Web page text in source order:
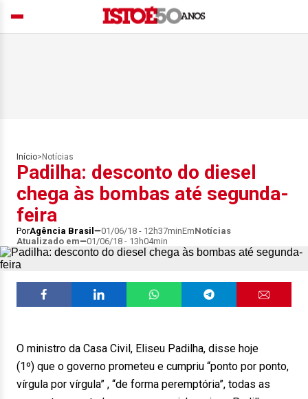
Início> Notícias
Padilha: desconto do diesel
chega às bombas até segunda-
feira
PorAgência Brasil 01/06/18 - 12h37minEmNotícias
Atualizado em
01/06/18 - 13h04min
O ministro da Casa Civil, Eliseu Padilha, disse hoje
(1º) que o governo prometeu e cumpriu “ponto por ponto,
vírgula por vírgula” , “de forma peremptória”, todas as